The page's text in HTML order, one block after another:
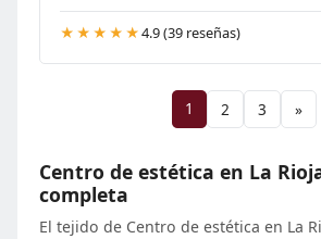
★★★★★4.9 (39 reseñas)
1 2 3 »
Centro de estética en La
completa
El tejido de Centro de estética en La